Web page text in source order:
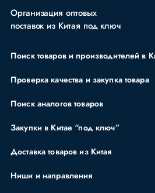
Организация оптовых
поставок из Китая под ключ
Поиск товаров и производителей в
Проверка качества и закупка товара
Поиск аналогов товаров
Закупки в Китае “под ключ”
Доставка товаров из Китая
Ниши и направления